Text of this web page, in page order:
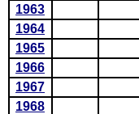
1963
1964
1965
1966
1967
1968